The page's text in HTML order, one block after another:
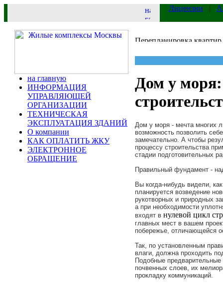
Лицензии |
на главную
ИНФОРМАЦИЯ
УПРАВЛЯЮЩЕЙ
ОРГАНИЗАЦИИ
ТЕХНИЧЕСКАЯ
ЭКСПЛУАТАЦИЯ ЗДАНИЙ
О компании
КАК ОПЛАТИТЬ ЖКУ
ЭЛЕКТРОННОЕ
ОБРАЩЕНИЕ
Дом у моря:
Дом у моря - мечта многих
возможность позволить
замечательно. А чтобы
процессу строительства
стадии подготовительных
Правильный фундамент -
Вы когда-нибудь видели,
планируется возведение
рукотворных и природных
а при необходимости
входят в нулевой цикл
главных мест в вашем
побережье, отличающейся
Так, по установленным
влаги, должна проходить
Подобные
почвенных слоев, их
прокладку коммуникаций.